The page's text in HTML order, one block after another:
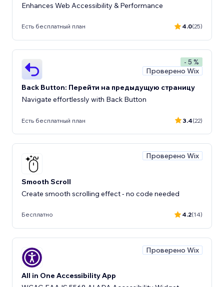
Enhances Web Accessibility & Performance
Есть бесплатный план 4.0(25)
- 5 %
Проверено Wix
Back Button: Перейти на предыдущую страницу
Navigate effortlessly with Back Button
Есть бесплатный план 3.4(22)
Проверено Wix
Smooth Scroll
Create smooth scrolling effect - no code needed
Бесплатно 4.2(14)
Проверено Wix
All in One Accessibility App